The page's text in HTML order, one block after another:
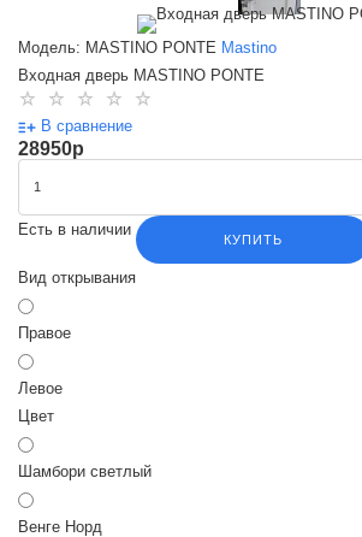
Модель: MASTINO PONTE Mastino
Входная дверь MASTINO PONTE
В сравнение
28950p
Есть в наличии
КУПИТЬ
Вид открывания
Правое
Левое
Цвет
Шамбори светлый
Венге Норд